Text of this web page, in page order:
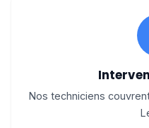
Nos techniciens